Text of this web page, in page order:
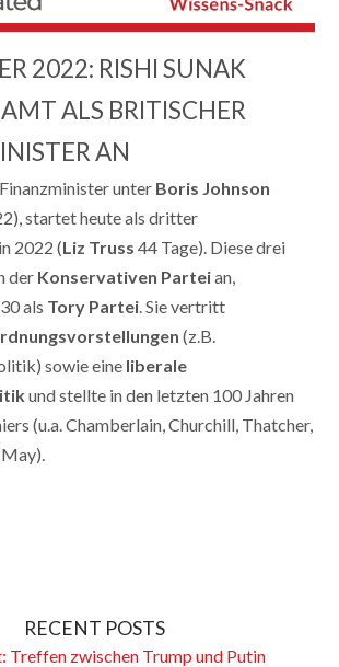
2022: RISHI SUNAK
ALS BRITISCHER
AN
unter Boris Johnson
startet heute als dritter
2022 (Liz Truss 44 Tage). Diese drei
der Konservativen Parteian,
als Tory Partei. Sie vertritt
(z.B.
sowie eine liberale
und stellte in den letzten 100 Jahren
(u.a. Chamberlain, Churchill, Thatcher,
RECENT POSTS
Treffen zwischen Trump und Putin